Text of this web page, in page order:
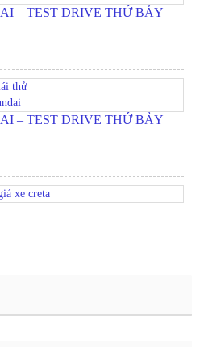
– TEST DRIVE THỨ BẢY
– TEST DRIVE THỨ BẢY